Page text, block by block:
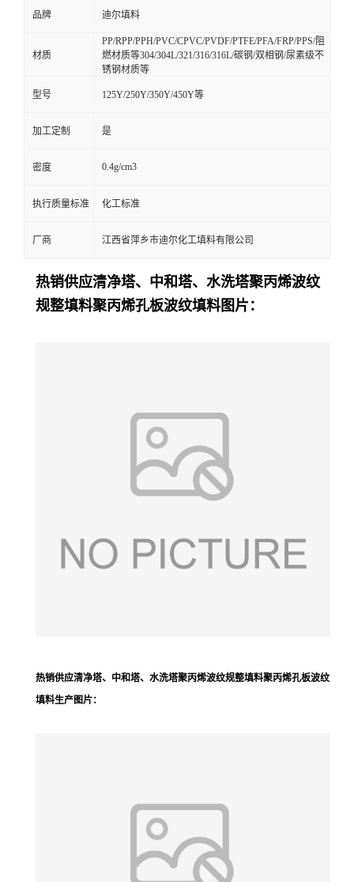
品牌 迪尔填料
材质
PP/RPP/PPH/PVC/CPVC/PVDF/PTFE/PFA/FRP/PPS/阻
燃材质等304/304L/321/316/316L/碳钢/双相钢/尿素级不
锈钢材质等
型号 125Y/250Y/350Y/450Y等
加工定制 是
密度 0.4g/cm3
执行质量标准 化工标准
厂商 江西省萍乡市迪尔化工填料有限公司
热销供应清净塔、中和塔、水洗塔聚丙烯波纹
规整填料聚丙烯孔板波纹填料图片：
热销供应清净塔、中和塔、水洗塔聚丙烯波纹规整填料聚丙烯孔板波纹
填料生产图片：